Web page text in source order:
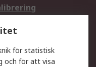
Support
för statistisk
och för att visa